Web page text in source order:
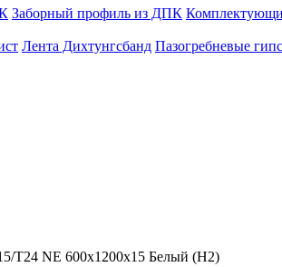
Заборный профиль из ДПК
Лента Дихтунгсбанд Пазогребневые
T24 NE 600x1200x15 Белый (H2)